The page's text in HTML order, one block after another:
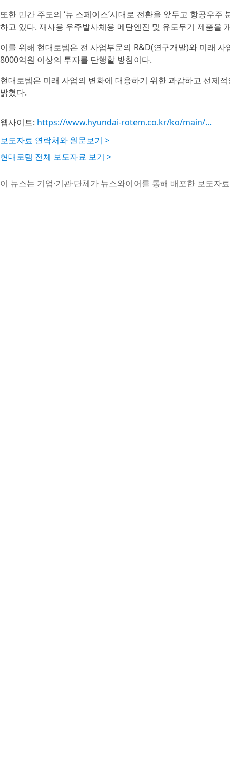
또한 민간 주도의 ‘뉴 스페이스’시대로 전환을 앞두고 항공우
하고 있다. 재사용 우주발사체용 메탄엔진 및 유도무기 제품을
이를 위해 현대로템은 전 사업부문의 R&D(연구개발)와 미래
8000억원 이상의 투자를 단행할 방침이다.
현대로템은 미래 사업의 변화에 대응하기 위한 과감하고 선제
밝혔다.
웹사이트: https://www.hyundai-rotem.co.kr/ko/main/...
보도자료 연락처와 원문보기 >
현대로템 전체 보도자료 보기 >
이 뉴스는 기업·기관·단체가 뉴스와이어를 통해 배포한 보도자